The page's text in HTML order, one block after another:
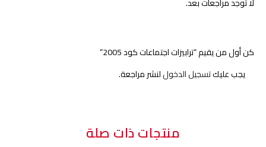
on
on
كن أول من يقيم “ترابيزات اجتماعات كود 2005”
يجب عليكتسجيل الدخوللنشر مراجعة.
منتجات ذات صلة